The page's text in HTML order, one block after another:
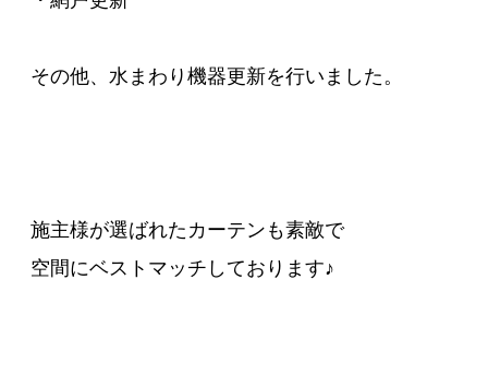
その他、水まわり機器更新を行いました。
施主様が選ばれたカーテンも素敵で
空間にベストマッチしております♪